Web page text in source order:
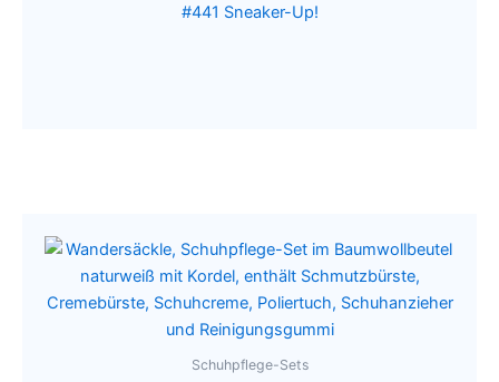
#441 Sneaker-Up!
Schuhpflege-Sets